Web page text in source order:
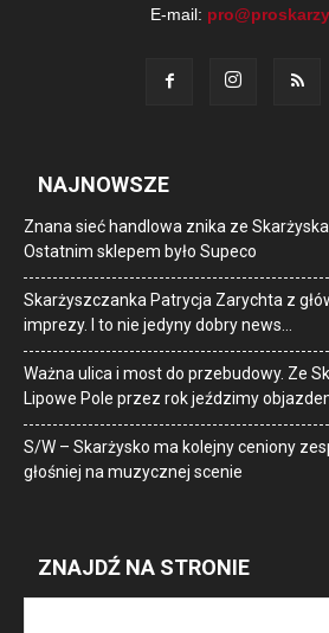
E-mail:
NAJNOWSZE
Znana sieć handlowa znika ze
Ostatnim sklepem było Supeco
Skarżyszczanka Patrycja Zarychta z
imprezy. I to nie jedyny dobry news…
Ważna ulica i most do przebudowy. Ze
Lipowe Pole przez rok jeździmy
S/W – Skarżysko ma kolejny ceniony
głośniej na muzycznej scenie
ZNAJDŹ NA STRONIE